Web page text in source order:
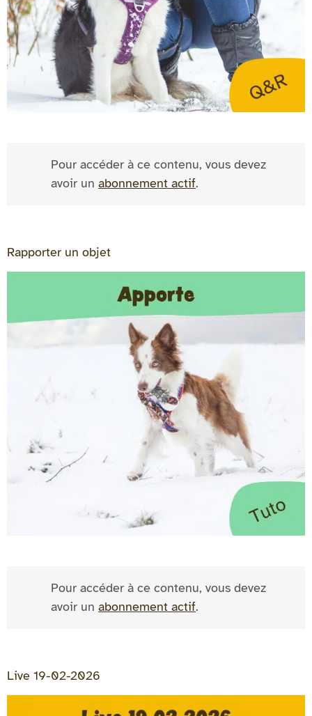
Pour accéder à ce contenu, vous devez
avoir un abonnement actif.
Rapporter un objet
Pour accéder à ce contenu, vous devez
avoir un abonnement actif.
Live 19-02-2026